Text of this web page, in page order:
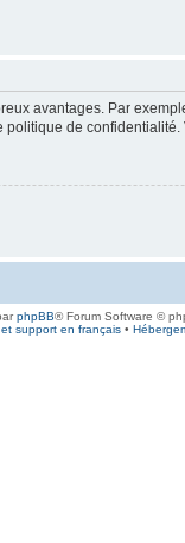
avantages. Par
de
phpBB® Forum Software ©
support en français•